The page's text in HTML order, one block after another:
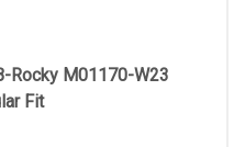
Rocky M01170-W23
Fit